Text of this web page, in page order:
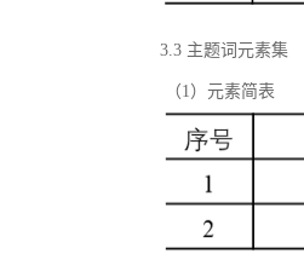
3.3 主题词元素集
（1）元素简表